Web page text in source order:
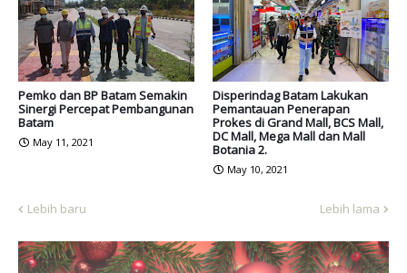
Pemko dan BP Batam Semakin
Sinergi Percepat Pembangunan
Batam
May 11, 2021
Disperindag Batam Lakukan
Pemantauan Penerapan
Prokes di Grand Mall, BCS Mall,
DC Mall, Mega Mall dan Mall
Botania 2.
May 10, 2021
Lebih baru Lebih lama